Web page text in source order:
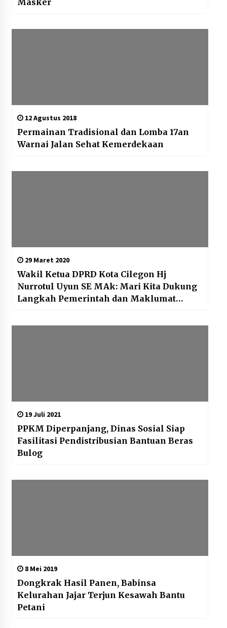
Masker
12 Agustus 2018
Permainan Tradisional dan Lomba 17an
Warnai Jalan Sehat Kemerdekaan
29 Maret 2020
Wakil Ketua DPRD Kota Cilegon Hj
Nurrotul Uyun SE MAk: Mari Kita Dukung
Langkah Pemerintah dan Maklumat
19 Juli 2021
PPKM Diperpanjang, Dinas Sosial Siap
Fasilitasi Pendistribusian Bantuan Beras
Bulog
8 Mei 2019
Dongkrak Hasil Panen, Babinsa
Kelurahan Jajar Terjun Kesawah Bantu
Petani